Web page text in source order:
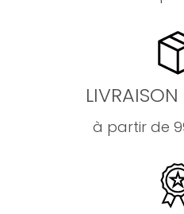
à partir de